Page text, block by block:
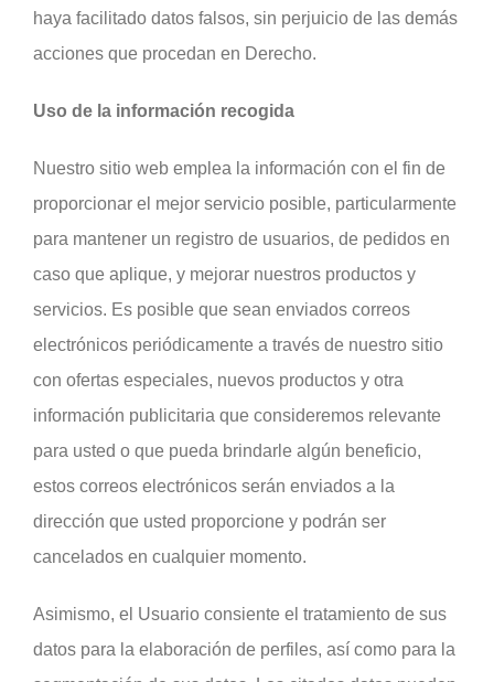
haya facilitado datos falsos, sin perjuicio de las demás
acciones que procedan en Derecho.
Uso de la información recogida
Nuestro sitio web emplea la información con el fin de
proporcionar el mejor servicio posible, particularmente
para mantener un registro de usuarios, de pedidos en
caso que aplique, y mejorar nuestros productos y
servicios. Es posible que sean enviados correos
electrónicos periódicamente a través de nuestro sitio
con ofertas especiales, nuevos productos y otra
información publicitaria que consideremos relevante
para usted o que pueda brindarle algún beneficio,
estos correos electrónicos serán enviados a la
dirección que usted proporcione y podrán ser
cancelados en cualquier momento.
Asimismo, el Usuario consiente el tratamiento de sus
datos para la elaboración de perfiles, así como para la